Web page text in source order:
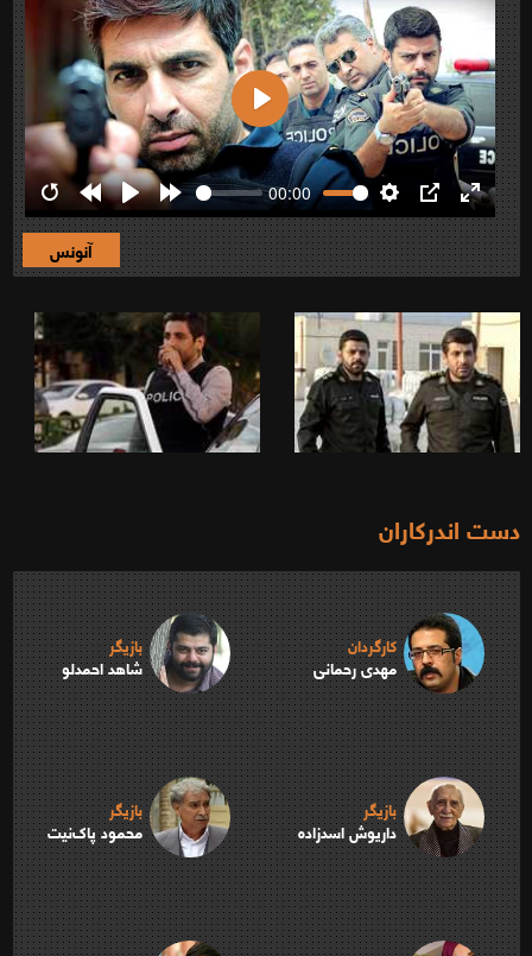
RestartRewind
10s
Play Forward
10s
00:00
Settings
PIP Enter
Play
آنونس
دست اندرکاران
کارگردان
مهدی رحمانی
بازیگر
شاهد احمدلو
بازیگر
داریوش اسدزاده
بازیگر
محمود پاک‌نیت